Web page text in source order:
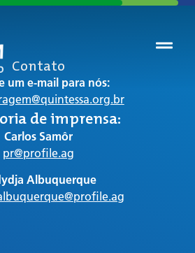
Contato
um e-mail para nós:
de imprensa:
Carlos Samôr
pr@profile.ag
Albuquerque